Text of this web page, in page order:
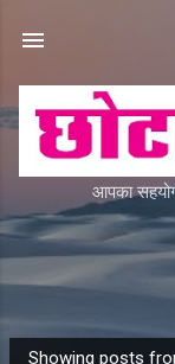
आपका सहयोग
Showing posts